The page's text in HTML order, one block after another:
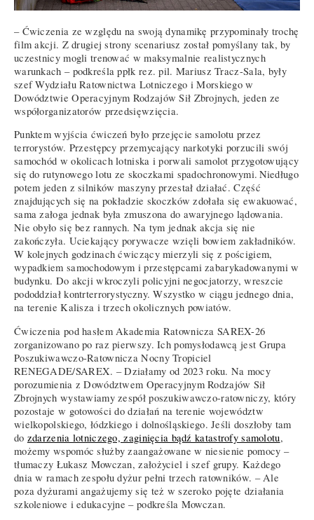
– Ćwiczenia ze względu na swoją dynamikę przypominały trochę
film akcji. Z drugiej strony scenariusz został pomyślany tak, by
uczestnicy mogli trenować w maksymalnie realistycznych
warunkach – podkreśla ppłk rez. pil. Mariusz Tracz-Sala, były
szef Wydziału Ratownictwa Lotniczego i Morskiego w
Dowództwie Operacyjnym Rodzajów Sił Zbrojnych, jeden ze
współorganizatorów przedsięwzięcia.
Punktem wyjścia ćwiczeń było przejęcie samolotu przez
terrorystów. Przestępcy przemycający narkotyki porzucili swój
samochód w okolicach lotniska i porwali samolot przygotowujący
się do rutynowego lotu ze skoczkami spadochronowymi. Niedługo
potem jeden z silników maszyny przestał działać. Część
znajdujących się na pokładzie skoczków zdołała się ewakuować,
sama załoga jednak była zmuszona do awaryjnego lądowania.
Nie obyło się bez rannych. Na tym jednak akcja się nie
zakończyła. Uciekający porywacze wzięli bowiem zakładników.
W kolejnych godzinach ćwiczący mierzyli się z pościgiem,
wypadkiem samochodowym i przestępcami zabarykadowanymi w
budynku. Do akcji wkroczyli policyjni negocjatorzy, wreszcie
pododdział kontrterrorystyczny. Wszystko w ciągu jednego dnia,
na terenie Kalisza i trzech okolicznych powiatów.
Ćwiczenia pod hasłem Akademia Ratownicza SAREX-26
zorganizowano po raz pierwszy. Ich pomysłodawcą jest Grupa
Poszukiwawczo-Ratownicza Nocny Tropiciel
RENEGADE/SAREX. – Działamy od 2023 roku. Na mocy
porozumienia z Dowództwem Operacyjnym Rodzajów Sił
Zbrojnych wystawiamy zespół poszukiwawczo-ratowniczy, który
pozostaje w gotowości do działań na terenie województw
wielkopolskiego, łódzkiego i dolnośląskiego. Jeśli doszłoby tam
do zdarzenia lotniczego, zaginięcia bądź katastrofy samolotu,
możemy wspomóc służby zaangażowane w niesienie pomocy –
tłumaczy Łukasz Mowczan, założyciel i szef grupy. Każdego
dnia w ramach zespołu dyżur pełni trzech ratowników. – Ale
poza dyżurami angażujemy się też w szeroko pojęte działania
szkoleniowe i edukacyjne – podkreśla Mowczan.